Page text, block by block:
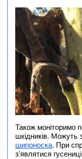
Також моніторимо
шкідників. Можуть
шипоноска. При
з'являтися гусениці